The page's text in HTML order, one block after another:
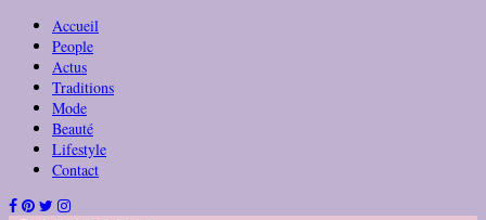
Accueil
People
Actus
Traditions
Mode
Beauté
Lifestyle
Contact